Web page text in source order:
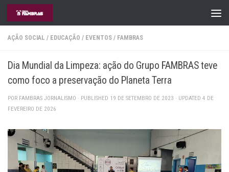
Skip to content
AÇÃO SOCIAL / EDUCAÇÃO / EVENTOS / FAMBRAS
Dia Mundial da Limpeza: ação do Grupo FAMBRAS teve
como foco a preservação do Planeta Terra
POR FAMBRAS JORNALISMO · PUBLISHED 19 DE SETEMBRO DE 2023 · UPDATED 4 DE
FEVEREIRO DE 2026